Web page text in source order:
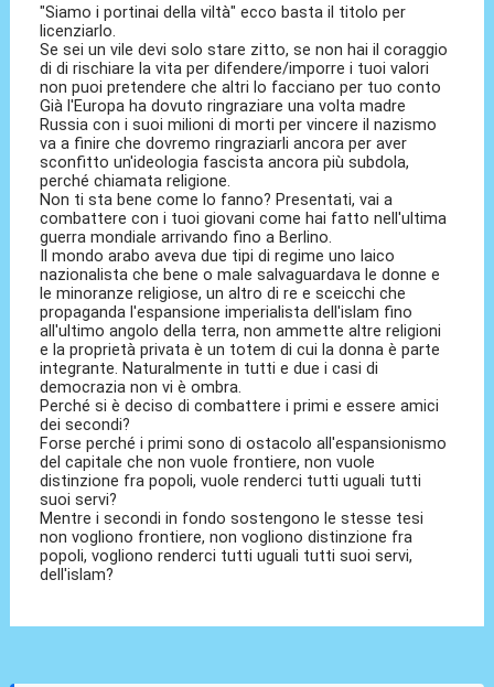
"Siamo i portinai della viltà" ecco basta il titolo per
licenziarlo.
Se sei un vile devi solo stare zitto, se non hai il coraggio
di di rischiare la vita per difendere/imporre i tuoi valori
non puoi pretendere che altri lo facciano per tuo conto
Già l'Europa ha dovuto ringraziare una volta madre
Russia con i suoi milioni di morti per vincere il nazismo
va a finire che dovremo ringraziarli ancora per aver
sconfitto un'ideologia fascista ancora più subdola,
perché chiamata religione.
Non ti sta bene come lo fanno? Presentati, vai a
combattere con i tuoi giovani come hai fatto nell'ultima
guerra mondiale arrivando fino a Berlino.
Il mondo arabo aveva due tipi di regime uno laico
nazionalista che bene o male salvaguardava le donne e
le minoranze religiose, un altro di re e sceicchi che
propaganda l'espansione imperialista dell'islam fino
all'ultimo angolo della terra, non ammette altre religioni
e la proprietà privata è un totem di cui la donna è parte
integrante. Naturalmente in tutti e due i casi di
democrazia non vi è ombra.
Perché si è deciso di combattere i primi e essere amici
dei secondi?
Forse perché i primi sono di ostacolo all'espansionismo
del capitale che non vuole frontiere, non vuole
distinzione fra popoli, vuole renderci tutti uguali tutti
suoi servi?
Mentre i secondi in fondo sostengono le stesse tesi
non vogliono frontiere, non vogliono distinzione fra
popoli, vogliono renderci tutti uguali tutti suoi servi,
dell'islam?